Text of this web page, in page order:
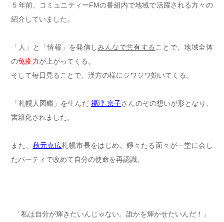
５年前、コミュニティーFMの番組内で地域で活躍される方々の
紹介していました。
「人」 と 「情報」 を発信しみんなで共有する ことで、地域全体
の免疫力が上がってくる。
そして毎日見ることで、漢方の様にジワジワ効いてくる。
「札幌人図鑑」を生んだ 福津 京子さんのその想いが形となり、
書籍化されました。
また、 秋元克広札幌市長をはじめ、錚々たる面々 が一堂に会し
たパーティで改めて自分の使命を再認識。
「私は自分が輝きたいんじゃない。誰かを輝かせたいんだ！」